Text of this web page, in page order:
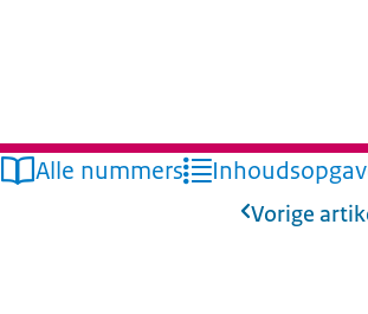
Alle nummers
Vorige